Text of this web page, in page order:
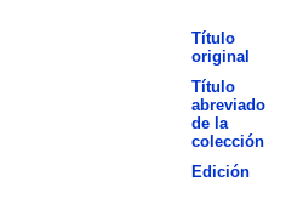
Título
original
Título
abreviado
de la
colección
Edición